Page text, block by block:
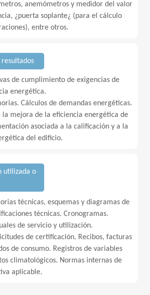
anemómetros y medidor del valor
¿puerta soplante¿ (para el cálculo
entre otros.
resultados
de cumplimiento de exigencias de
energética.
Cálculos de demandas energéticas.
la mejora de la eficiencia energética de
asociada a la calificación y a la
del edificio.
utilizada o
técnicas, esquemas y diagramas de
técnicas. Cronogramas.
de servicio y utilización.
de certificación. Recibos, facturas
de consumo. Registros de variables
climatológicos. Normas internas de
aplicable.